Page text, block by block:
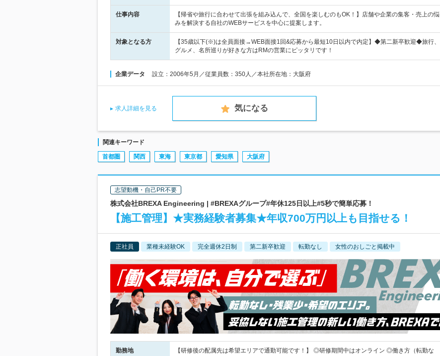
仕事内容
【帰省や旅行に合わせて出張を組み込んで、全国を楽しむのもOK！】店舗や企業の集客・売上の悩
みを解決する自社のWEBサービスを中心に提案します。
対象となる方
【35歳以下(※)は全員面接→WEB面接1回&応募から最短10日以内で内定】◆第二新卒歓迎◆旅行、
グルメ、名所巡りが好きな方はRMの営業にピッタリです！
企業データ 設立：2006年5月／従業員数：350人／本社所在地：大阪府
求人詳細を見る 気になる
関連キーワード
首都圏 関西 東海 東京都 愛知県 大阪府
志望動機・自己PR不要
株式会社BREXA Engineering | #BREXAグループ#年休125日以上#5秒で簡単応募！
【施工管理】★実務経験者募集★年収700万円以上も目指せる！
正社員 業種未経験OK 完全週休2日制 第二新卒歓迎 転勤なし 女性のおしごと掲載中
勤務地
【研修後の配属先は希望エリアで通勤可能です！】 ◎研修期間中はオンライン ◎働き方（転勤な